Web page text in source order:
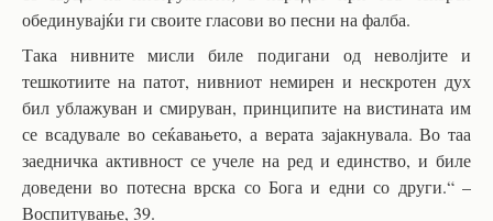
обединувајќи ги своите гласови во песни на фалба.
Така нивните мисли биле подигани од неволјите и
тешкотиите на патот, нивниот немирен и нескротен дух
бил ублажуван и смируван, принципите на вистината им
се всадувале во сеќавањето, а верата зајакнувала. Во таа
заедничка активност се учеле на ред и единство, и биле
доведени во потесна врска со Бога и едни со други.“ –
Воспитување, 39.